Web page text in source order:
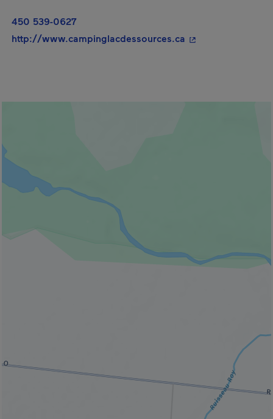
450 539-0627
http://www.campinglacdessources.ca - Cet hyperlien